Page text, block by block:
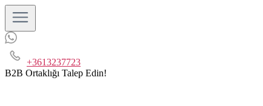
+3613237723
B2B Ortaklığı Talep Edin!